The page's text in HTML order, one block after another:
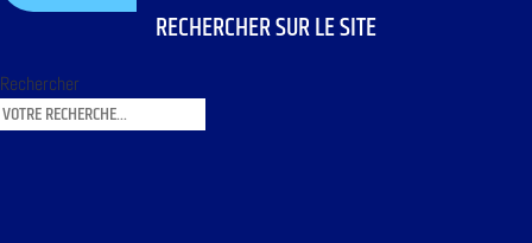
RECHERCHER SUR LE SITE
Rechercher